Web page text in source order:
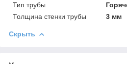
Тип трубы
Толщина стенки трубы
3 мм
Скрыть